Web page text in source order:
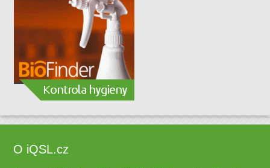
O iQSL.cz